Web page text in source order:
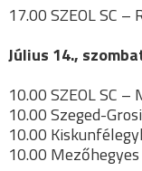
17.00 SZEOL SC
Július 14.,
10.00 SZEOL SC –
10.00 Szeged-
10.00
10.00